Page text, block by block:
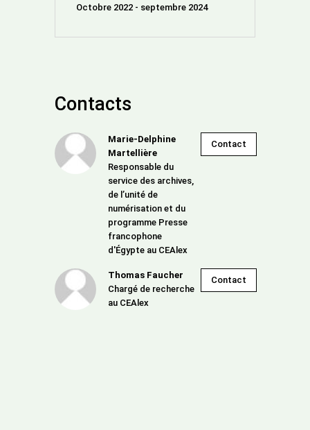
Octobre 2022 - septembre 2024
Contacts
Marie-Delphine
Martellière
Responsable du
service des archives,
de l’unité de
numérisation et du
programme Presse
francophone
d'Égypte au CEAlex
Contact
Thomas Faucher
Chargé de recherche
au CEAlex
Contact